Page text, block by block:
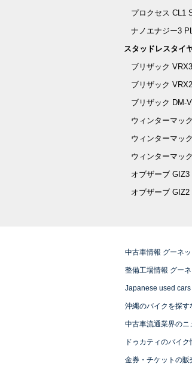
プロクセス CL1
ナノエナジー3
スタッドレスタイ
ブリザック VRX3
ブリザック VRX2
ブリザック DM-
ウィンターマッ
ウィンターマッ
ウィンターマッ
オブザーブ GIZ3
オブザーブ GIZ2
中古車情報 グーネ
整備工場情報 グー
Japanese used cars
沖縄のバイクを探
中古車流通業界のニ
ドゥカティのバイ
金券・チケットの